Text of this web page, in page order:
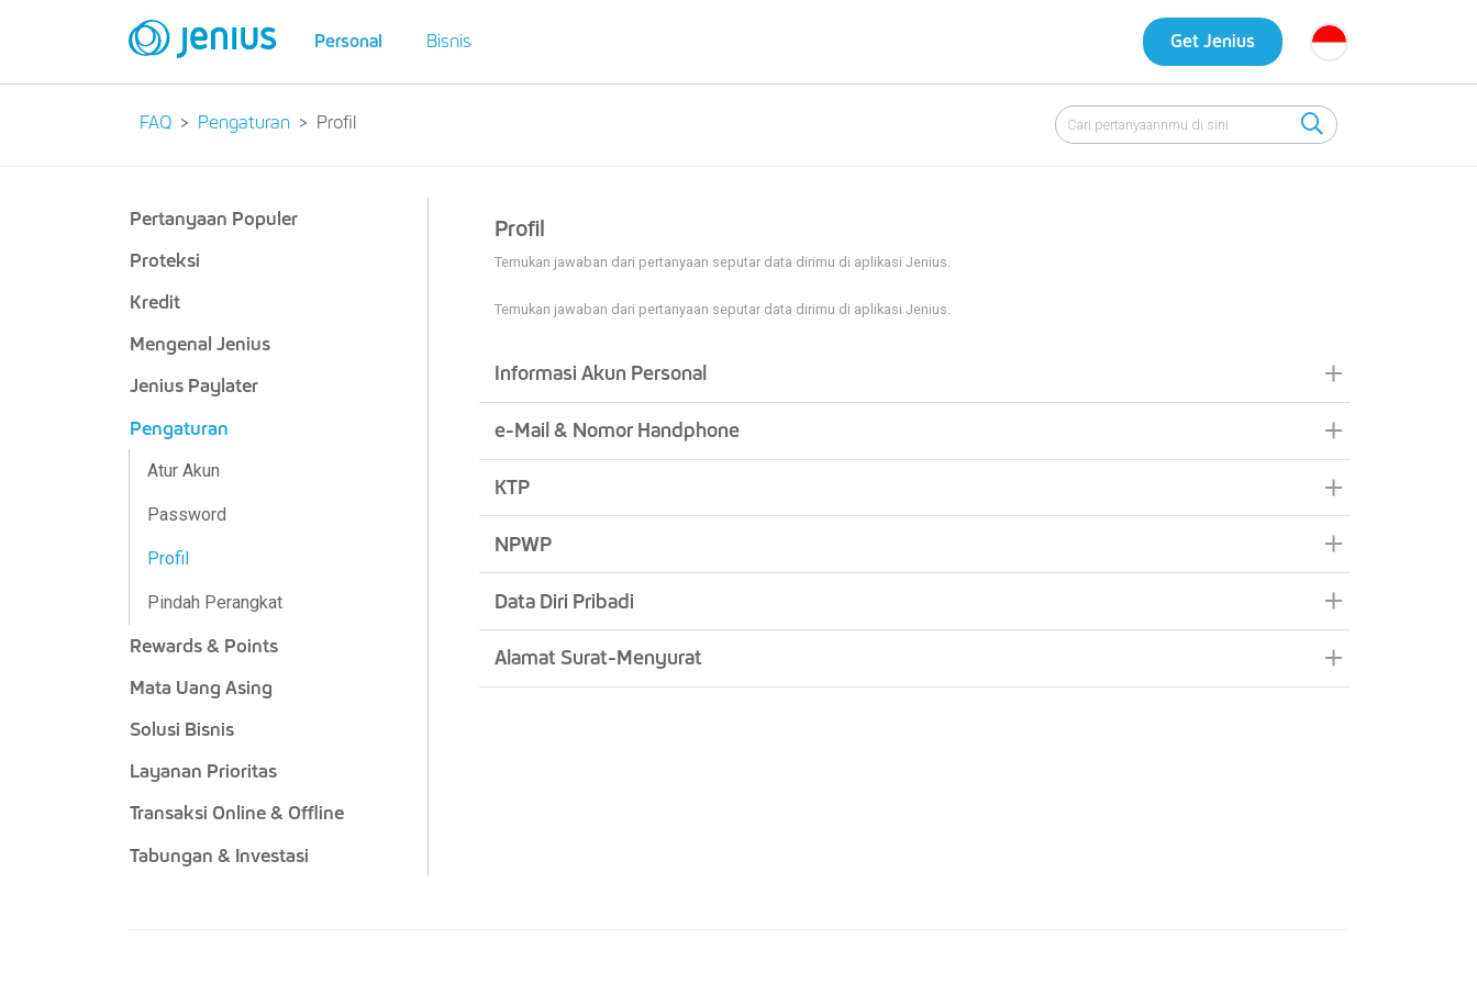
FAQ Pengaturan Profil
Pertanyaan Populer
Proteksi
Kredit
Mengenal Jenius
Jenius Paylater
Pengaturan
Atur Akun
Password
Profil
Pindah Perangkat
Rewards & Points
Mata Uang Asing
Solusi Bisnis
Layanan Prioritas
Transaksi Online & Offline
Tabungan & Investasi
Profil
Temukan jawaban dari pertanyaan seputar data dirimu di aplikasi Jenius.
Temukan jawaban dari pertanyaan seputar data dirimu di aplikasi Jenius.
Informasi Akun Personal
e-Mail & Nomor Handphone
KTP
NPWP
Data Diri Pribadi
Alamat Surat-Menyurat
Personal Bisnis Get Jenius